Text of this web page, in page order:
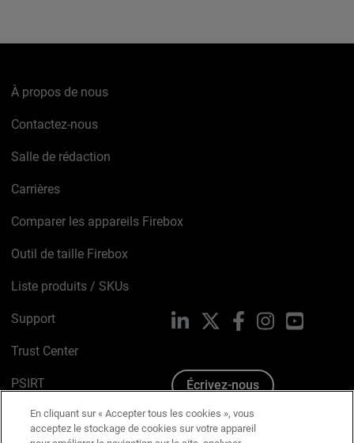
À propos de nous
Contactez-nous
Salle de rédaction
Carrières
Comparer les appareils Firebox
Outil de taille Firebox
Liste produits / SKUs
Support
Trust Center
PSIRT
Avis sur les cookies
LinkedIn FacebookInstagramYouTube
Écrivez-nous
En cliquant sur « Accepter tous les cookies », vous
acceptez le stockage de cookies sur votre appareil